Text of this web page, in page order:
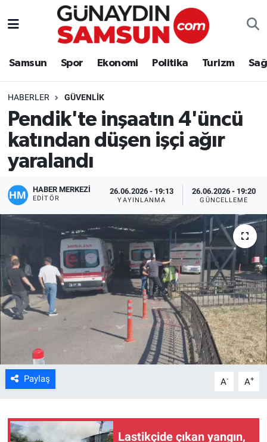
Samsun Spor Ekonomi Politika Turizm
HABERLER GÜVENLIK
Pendik'te inşaatın 4'üncü
katından düşen işçi ağır
yaralandı
HABER MERKEZİ
EDITÖR
26.06.2026 - 19:13
YAYINLANMA
26.06.2026 - 19:20
GÜNCELLEME
Paylaş A- A+
Lastikçide çıkan yangın,
Samsun
Politika
Turizm
Sağlık
Yaşam
Kültür Sanat
Bilim ve Teknoloji
Genel
Nöbetçi Eczaneler
Süper Lig Puan Durumu ve Fikstür
Tüm Manşetler
Son Dakika Haberleri
Haber Arşivi